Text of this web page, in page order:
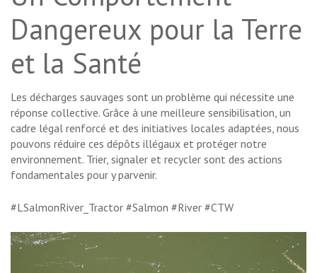
Dangereux pour la Terre
et la Santé
Les décharges sauvages sont un problème qui nécessite une
réponse collective. Grâce à une meilleure sensibilisation, un
cadre légal renforcé et des initiatives locales adaptées, nous
pouvons réduire ces dépôts illégaux et protéger notre
environnement. Trier, signaler et recycler sont des actions
fondamentales pour y parvenir.
#LSalmonRiver_Tractor #Salmon #River #CTW